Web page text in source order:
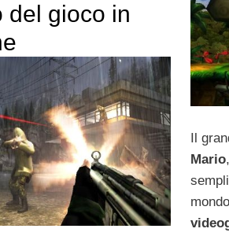
Il
Mario
del gioco in